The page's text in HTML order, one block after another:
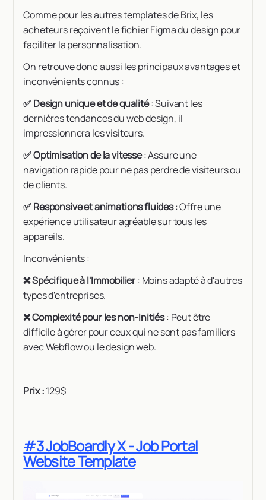
Comme pour les autres templates de Brix, les
acheteurs reçoivent le fichier Figma du design pour
faciliter la personnalisation.
On retrouve donc aussi les principaux avantages et
inconvénients connus :
✅ Design unique et de qualité: Suivant les
dernières tendances du web design, il
impressionnera les visiteurs.
✅ Optimisation de la vitesse: Assure une
navigation rapide pour ne pas perdre de visiteurs ou
de clients.
✅ Responsive et animations fluides: Offre une
expérience utilisateur agréable sur tous les
appareils.
Inconvénients :
❌ Spécifique à l'Immobilier: Moins adapté à d'autres
types d'entreprises.
❌ Complexité pour les non-Initiés: Peut être
difficile à gérer pour ceux qui ne sont pas familiers
avec Webflow ou le design web.
Prix :129$
#3 JobBoardly X - Job Portal
Website Template